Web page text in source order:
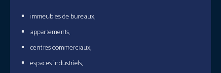
immeubles de bureaux,
appartements,
centres commerciaux,
espaces industriels,